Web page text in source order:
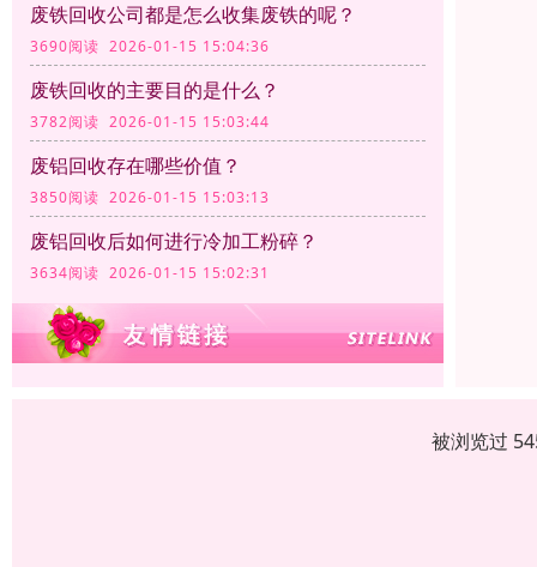
废铁回收公司都是怎么收集废铁的呢？
3690阅读 2026-01-15 15:04:36
废铁回收的主要目的是什么？
3782阅读 2026-01-15 15:03:44
废铝回收存在哪些价值？
3850阅读 2026-01-15 15:03:13
废铝回收后如何进行冷加工粉碎？
3634阅读 2026-01-15 15:02:31
被浏览过